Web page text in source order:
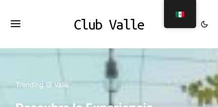
Club Valle
Trending @ Valle